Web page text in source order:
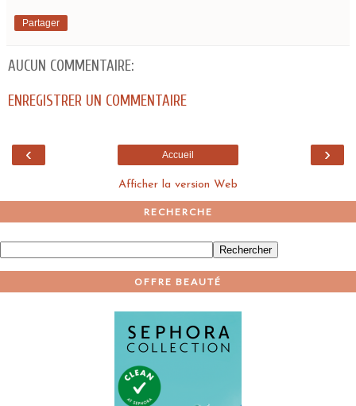
Partager
AUCUN COMMENTAIRE:
ENREGISTRER UN COMMENTAIRE
‹ ›
Accueil
Afficher la version Web
RECHERCHE
OFFRE BEAUTÉ